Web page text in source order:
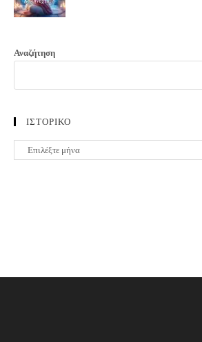
Αναζήτηση
ΙΣΤΟΡΙΚΟ
ΙΣΤΟΡΙΚΟ